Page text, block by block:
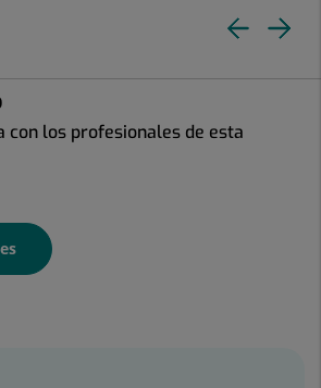
con los profesionales de esta